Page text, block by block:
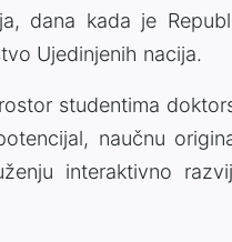
dana kada je
Ujedinjenih nacija.
studentima
naučnu
interaktivno